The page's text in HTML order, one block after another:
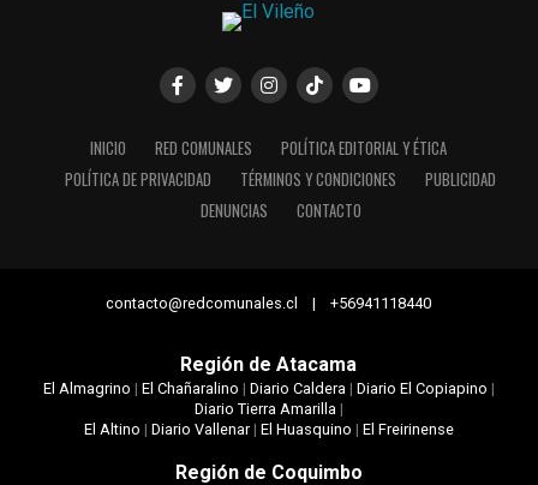
INICIO RED COMUNALES
POLÍTICA EDITORIAL Y ÉTICA
POLÍTICA DE PRIVACIDAD
TÉRMINOS Y CONDICIONES
PUBLICIDAD
DENUNCIAS
CONTACTO
contacto@redcomunales.cl | +56941118440
Región de Atacama
El Almagrino | El Chañaralino | Diario Caldera| Diario El Copiapino |
Diario Tierra Amarilla|
El Altino | Diario Vallenar| El Huasquino | El Freirinense
Región de Coquimbo